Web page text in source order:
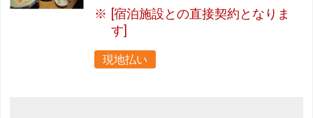
[宿泊施設との直接契約となりま
す]
現地払い